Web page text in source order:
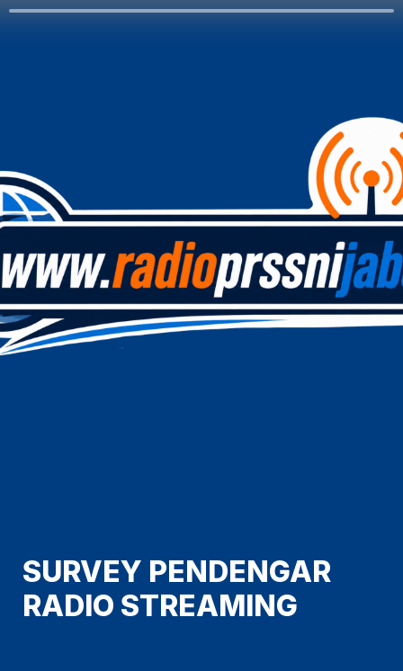
SURVEY PENDENGAR
RADIO STREAMING